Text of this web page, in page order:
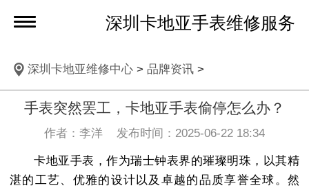
深圳卡地亚手表维修服务
深圳卡地亚维修中心> 品牌资讯>
手表突然罢工，卡地亚手表偷停怎么办？
作者：李洋 发布时间：2025-06-22 18:34
卡地亚手表，作为瑞士钟表界的璀璨明珠，以其精
湛的工艺、优雅的设计以及卓越的品质享誉全球。然